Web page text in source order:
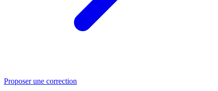
Proposer une correction